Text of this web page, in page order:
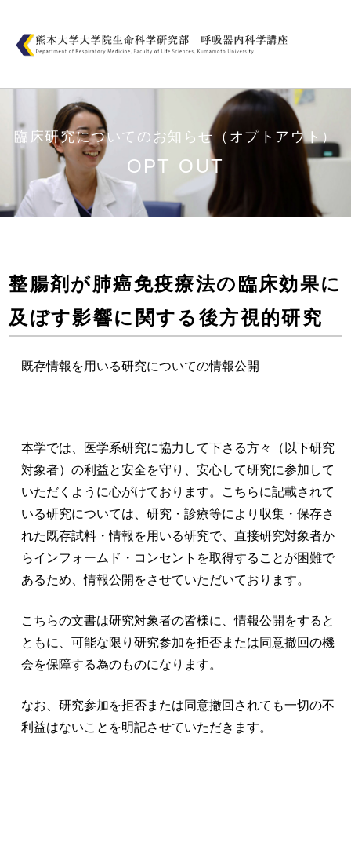
臨床研究についてのお知らせ（オプトアウト）
OPT OUT
整腸剤が肺癌免疫療法の臨床効果に
及ぼす影響に関する後方視的研究
既存情報を用いる研究についての情報公開
本学では、医学系研究に協力して下さる方々（以下研究
対象者）の利益と安全を守り、安心して研究に参加して
いただくように心がけております。こちらに記載されて
いる研究については、研究・診療等により収集・保存さ
れた既存試料・情報を用いる研究で、直接研究対象者か
らインフォームド・コンセントを取得することが困難で
あるため、情報公開をさせていただいております。
こちらの文書は研究対象者の皆様に、情報公開をすると
ともに、可能な限り研究参加を拒否または同意撤回の機
会を保障する為のものになります。
なお、研究参加を拒否または同意撤回されても一切の不
利益はないことを明記させていただきます。